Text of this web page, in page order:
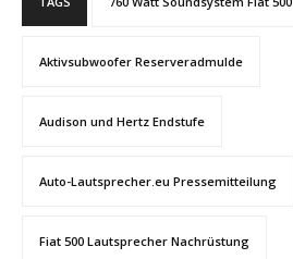
Aktivsubwoofer Reserveradmulde
Audison und Hertz Endstufe
Auto-Lautsprecher.eu Pressemitteilung
Fiat 500 Lautsprecher Nachrüstung